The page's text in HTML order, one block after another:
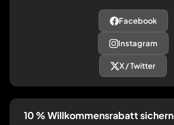
Facebook
Instagram
X / Twitter
10 % Willkommensrabatt sichern